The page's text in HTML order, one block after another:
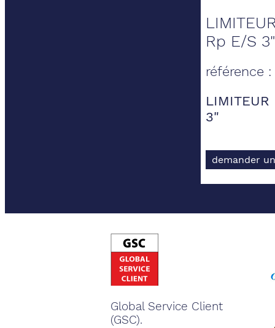
Rp E/S 3"
référence
3"
demander
Global Service Client
(GSC).